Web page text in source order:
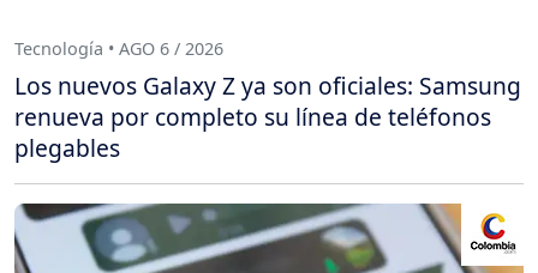
Tecnología • AGO 6 / 2026
Los nuevos Galaxy Z ya son oficiales: Samsung
renueva por completo su línea de teléfonos
plegables